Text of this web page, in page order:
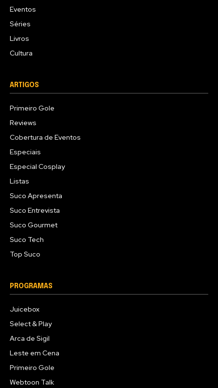
Eventos
Séries
Livros
Cultura
ARTIGOS
Primeiro Gole
Reviews
Cobertura de Eventos
Especiais
Especial Cosplay
Listas
Suco Apresenta
Suco Entrevista
Suco Gourmet
Suco Tech
Top Suco
PROGRAMAS
Juicebox
Select & Play
Arca de Sigil
Leste em Cena
Primeiro Gole
Webtoon Talk